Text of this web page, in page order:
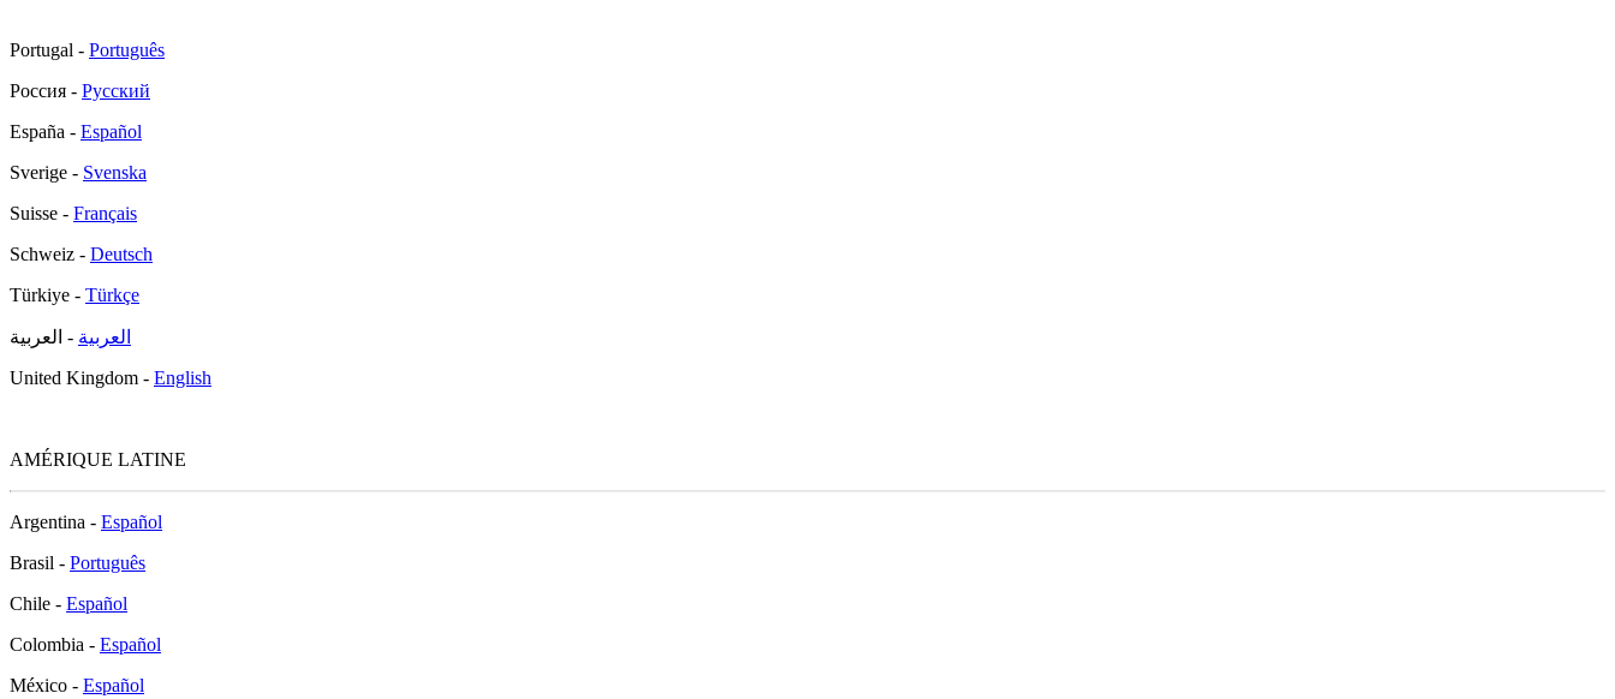
Portugal - Português
Россия - Русский
España - Español
Sverige - Svenska
Suisse - Français
Schweiz - Deutsch
Türkiye - Türkçe
العربية - العربية
United Kingdom - English
AMÉRIQUE LATINE
Argentina - Español
Brasil - Português
Chile - Español
Colombia - Español
México - Español